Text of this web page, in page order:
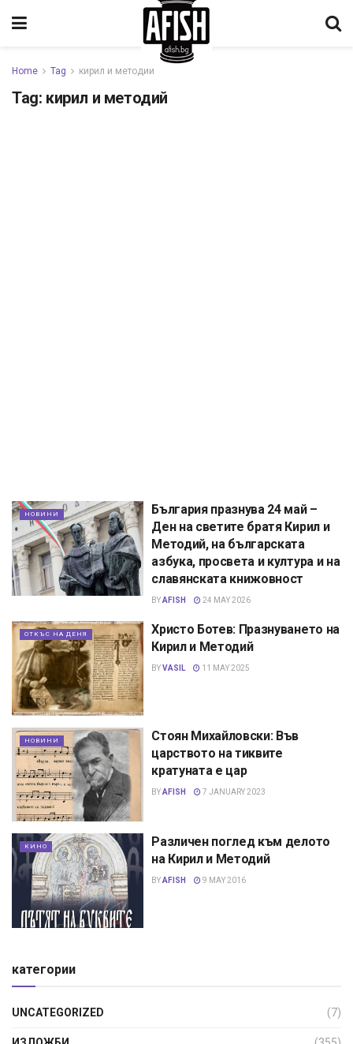
Home Tag кирил и методий
Tag: кирил и методий
НОВИНИ
България празнува 24 май –
Ден на светите братя Кирил и
Методий, на българската
азбука, просвета и култура и на
славянската книжовност
BYAFISH 24 MAY 2026
ОТКЪС НА ДЕНЯ
Христо Ботев: Празнуването на
Кирил и Методий
BYVASIL 11 MAY 2025
НОВИНИ
Стоян Михайловски: Във
царството на тиквите
кратуната е цар
BYAFISH 7 JANUARY 2023
КИНО
Различен поглед към делото
на Кирил и Методий
BYAFISH 9 MAY 2016
категории
UNCATEGORIZED (7)